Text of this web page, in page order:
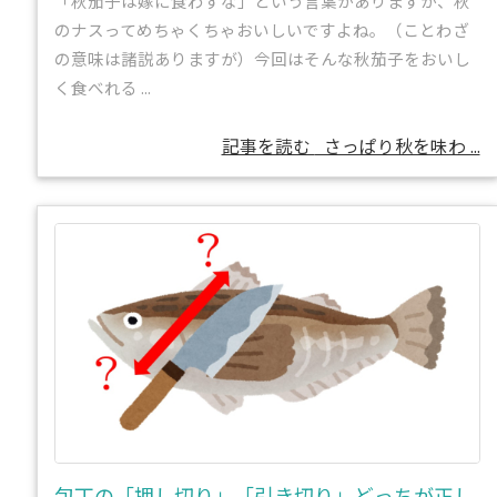
のナスってめちゃくちゃおいしいですよね。（ことわざ
の意味は諸説ありますが）今回はそんな秋茄子をおいし
く食べれる ...
記事を読む さっぱり秋を味わ ...